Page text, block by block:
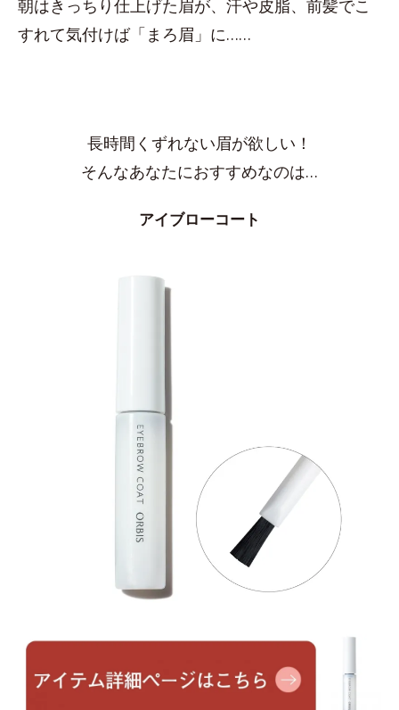
朝はきっちり仕上げた眉が、汗や皮脂、前髪でこ
すれて気付けば「まろ眉」に……
長時間くずれない眉が欲しい！
そんなあなたにおすすめなのは…
アイブローコート